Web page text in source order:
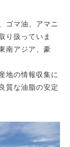
ゴマ油、アマニ
り扱っていま
南アジア、豪
地の情報収集に
質な油脂の安定